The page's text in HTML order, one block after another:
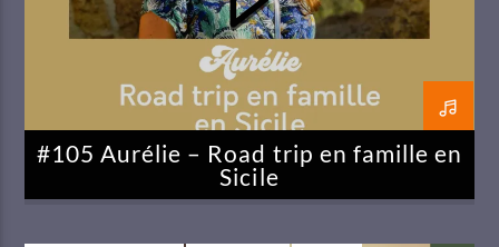
#105 Aurélie – Road trip en famille en
Sicile